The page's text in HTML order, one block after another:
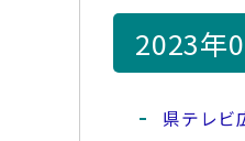
2023年
県テレビ